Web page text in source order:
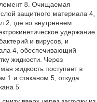
8. Очищаемая
защитного материала 4,
где во внутреннем
удержание
и вирусов, и
4, обеспечивающий
жидкости. Через
жидкость поступает в
1 и стаканом 5, откуда
5